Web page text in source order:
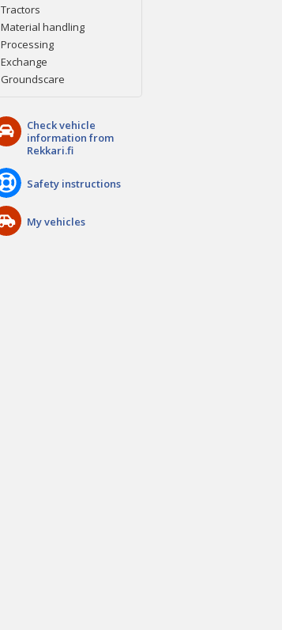
Tractors
Material handling
Processing
Exchange
Groundscare
Check vehicle
information from
Rekkari.fi
Safety instructions
My vehicles